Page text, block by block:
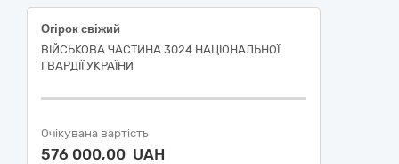
Огірок свіжий
ВІЙСЬКОВА ЧАСТИНА 3024 НАЦІОНАЛЬНОЇ
ГВАРДІЇ УКРАЇНИ
Очікувана вартість
576 000,00 UAH